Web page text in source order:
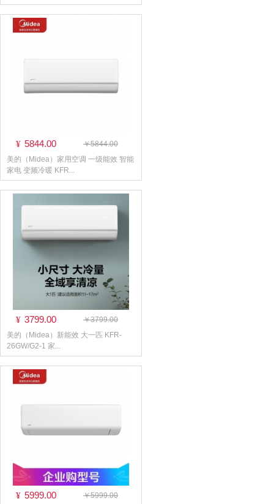
¥ 5844.00
￥5844.00
美的（Midea）家用空调 一级能效 智能
家电 变频冷暖 KFR...
¥ 3799.00
￥3799.00
美的（Midea）新能效 大一匹 KFR-
26GW/G2-1 家...
¥ 5999.00 ￥5999.00